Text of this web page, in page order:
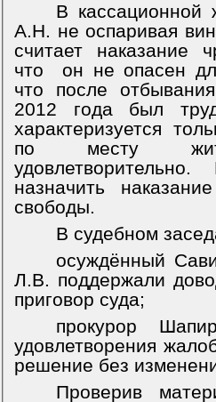
В кассационной
А.Н. не оспаривая
считает наказание
что
он не опасен
что после
2012 года был
характеризуется
по месту
назначить
свободы.
В судебном
осуждённый
Л.В. поддержали
приговор суда;
прокурор
удовлетворения
решение без
Проверив